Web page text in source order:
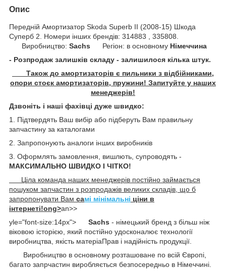
Опис
Передній Амортизатор Skoda Superb II (2008-15) Шкода
Суперб 2. Номери інших брендів: 314883 , 335808.
Виробництво: Sachs Регіон: в основному Німеччина
- Розпродаж залишків складу - залишилося кілька штук.
Також до амортизаторів є пильники з відбійниками,
опори стоєк амортизаторів, пружини! Запитуйте у наших
менеджерів!
Дзвоніть і наші фахівці дуже швидко:
1. Підтвердять Ваш вибір або підберуть Вам правильну
запчастину за каталогами
2. Запропонують аналоги інших виробників
3. Оформлять замовлення, вишлють, супроводять -
МАКСИМАЛЬНО ШВИДКО І ЧІТКО!
Ціла команда наших менеджерів постійно займається
пошуком запчастин з розпродажів великих складів, що б
запропонувати Вам самі мінімальні ціни в
інтернеті!ong>an>>
yle="font-size:14px"> Sachs - німецький бренд з більш ніж
віковою історією, який постійно удосконалює технології
виробництва, якість матеріаПрав і надійність продукції.
Виробництво в основному розташоване по всій Європі,
багато запрчастин виробляється безпосередньо в Німеччині.